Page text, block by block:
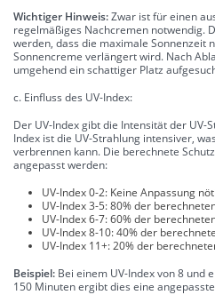
Wichtiger Hinweis:Zwar ist für einen
regelmäßiges Nachcremen notwendig.
werden, dass die maximale Sonnenzeit
Sonnencreme verlängert wird. Nach
umgehend ein schattiger Platz
c. Einfluss des UV-Index:
Der UV-Index gibt die Intensität der UV-
Index ist die UV-Strahlung intensiver,
verbrennen kann. Die berechnete
angepasst werden:
UV-Index 0-2: Keine Anpassung
UV-Index 3-5: 80% der
UV-Index 6-7: 60% der
UV-Index 8-10: 40% der
UV-Index 11+: 20% der
Beispiel: Bei einem UV-Index von 8 und
150 Minuten ergibt dies eine